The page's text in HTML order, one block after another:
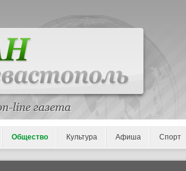
Общество Культура Афиша Спорт